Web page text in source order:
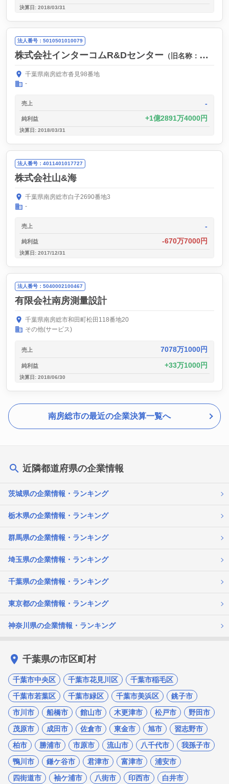
決算日: 2018/03/31
法人番号：5010501010079
株式会社インターコムR&Dセンター （旧名称：株式会社インターソフト）
千葉県南房総市沓見98番地
-
売上 -
純利益 1億2891万4000円
決算日: 2018/03/31
法人番号：4011401017727
株式会社山&海
千葉県南房総市白子2690番地3
-
売上 -
純利益 -670万7000円
決算日: 2017/12/31
法人番号：5040002100467
有限会社南房測量設計
千葉県南房総市和田町松田118番地20
その他(サービス)
売上 7078万1000円
純利益 33万1000円
決算日: 2018/06/30
南房総市の最近の企業決算一覧へ
近隣都道府県の企業情報
茨城県の企業情報・ランキング
栃木県の企業情報・ランキング
群馬県の企業情報・ランキング
埼玉県の企業情報・ランキング
千葉県の企業情報・ランキング
東京都の企業情報・ランキング
神奈川県の企業情報・ランキング
千葉県の市区町村
千葉市中央区 千葉市花見川区
千葉市稲毛区
千葉市若葉区
千葉市緑区 千葉市美浜区
銚子市
市川市
船橋市 館山市 木更津市 松戸市
野田市
茂原市
成田市 佐倉市 東金市 旭市
習志野市
柏市
勝浦市 市原市 流山市 八千代市
我孫子市
鴨川市
鎌ケ谷市 君津市 富津市
浦安市
四街道市
袖ケ浦市 八街市 印西市 白井市